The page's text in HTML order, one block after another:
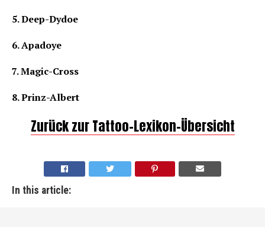
5. Deep-Dydoe
6. Apadoye
7. Magic-Cross
8. Prinz-Albert
Zurück zur Tattoo-Lexikon-Übersicht
In this article: